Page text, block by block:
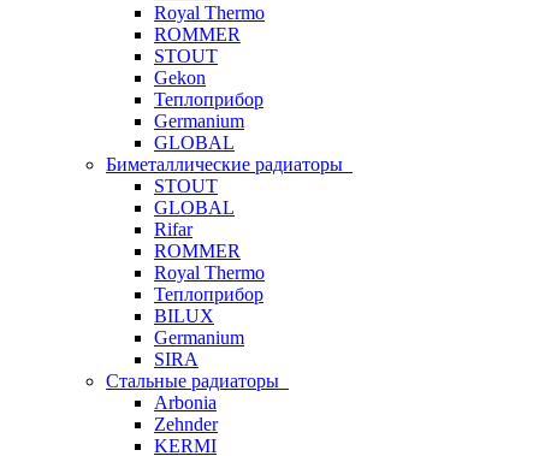
Royal Thermo
ROMMER
STOUT
Gekon
Теплоприбор
Germanium
GLOBAL
Биметаллические радиаторы
STOUT
GLOBAL
Rifar
ROMMER
Royal Thermo
Теплоприбор
BILUX
Germanium
SIRA
Стальные радиаторы
Arbonia
Zehnder
KERMI